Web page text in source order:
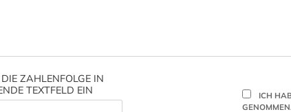
ZAHLENFOLGE IN
TEXTFELD EIN
ICH